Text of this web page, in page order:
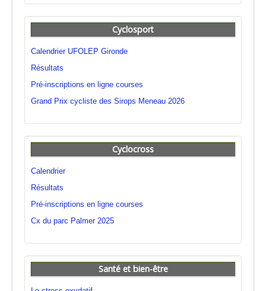
Cyclosport
Calendrier UFOLEP Gironde
Résultats
Pré-inscriptions en ligne courses
Grand Prix cycliste des Sirops Meneau 2026
Cyclocross
Calendrier
Résultats
Pré-inscriptions en ligne courses
Cx du parc Palmer 2025
Santé et bien-être